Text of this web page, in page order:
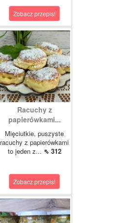
Zobacz przepis!
Racuchy z
papierówkami...
Mięciutkie, puszyste
racuchy z papierówkami
to jeden z... ⇖ 312
Zobacz przepis!